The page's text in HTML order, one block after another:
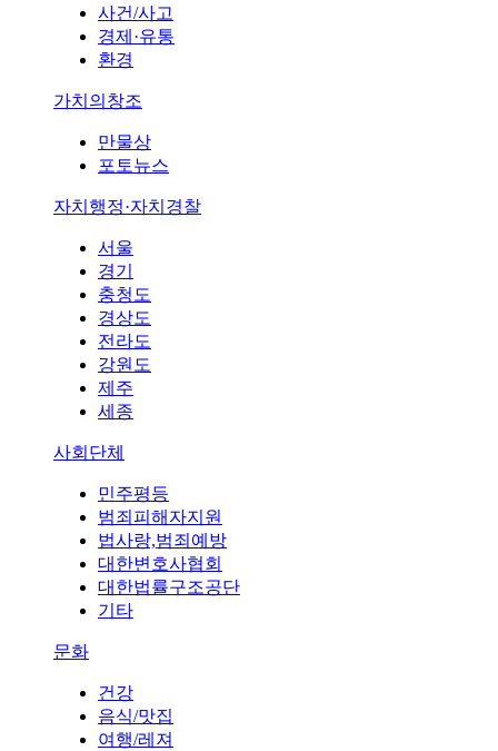
사건/사고
경제·유통
환경
가치의창조
만물상
포토뉴스
자치행정·자치경찰
서울
경기
충청도
경상도
전라도
강원도
제주
세종
사회단체
민주평등
범죄피해자지원
법사랑,범죄예방
대한변호사협회
대한법률구조공단
기타
문화
건강
음식/맛집
여행/레져